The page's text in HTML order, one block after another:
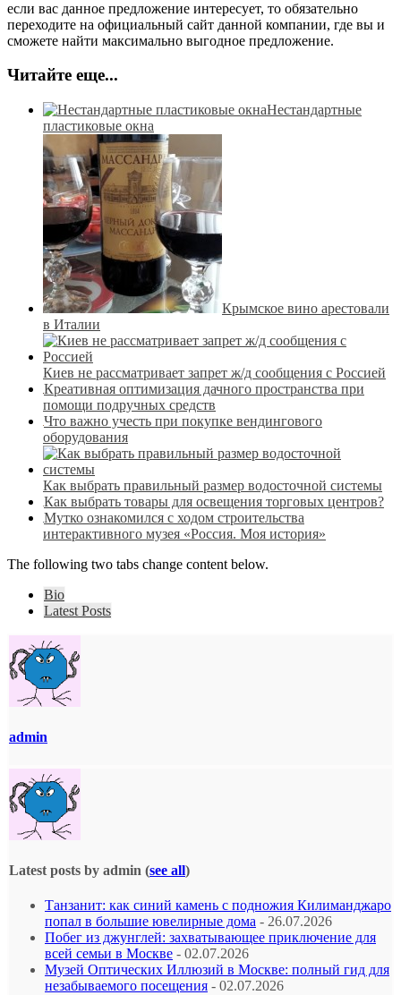
если вас данное предложение интересует, то обязательно
переходите на официальный сайт данной компании, где вы и
сможете найти максимально выгодное предложение.
Читайте еще...
Нестандартные
пластиковые окна
Крымское вино арестовали
в Италии
Киев не рассматривает запрет ж/д сообщения с Россией
Креативная оптимизация дачного пространства при
помощи подручных средств
Что важно учесть при покупке вендингового
оборудования
Как выбрать правильный размер водосточной системы
Как выбрать товары для освещения торговых центров?
Мутко ознакомился с ходом строительства
интерактивного музея «Россия. Моя история»
The following two tabs change content below.
Bio
Latest Posts
admin
Latest posts by admin (see all)
Танзанит: как синий камень с подножия Килиманджаро
попал в большие ювелирные дома - 26.07.2026
Побег из джунглей: захватывающее приключение для
всей семьи в Москве - 02.07.2026
Музей Оптических Иллюзий в Москве: полный гид для
незабываемого посещения - 02.07.2026